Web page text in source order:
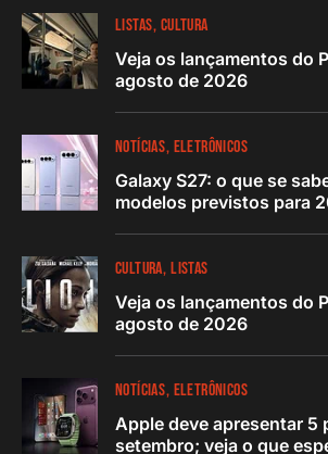
LISTAS CULTURA
Veja os lançamentos do
agosto de 2026
NOTÍCIAS ELETRÔNICOS
Galaxy S27: o que se
modelos previstos para
CULTURA LISTAS
Veja os lançamentos do
agosto de 2026
NOTÍCIAS ELETRÔNICOS
Apple deve apresentar 5
setembro; veja o que